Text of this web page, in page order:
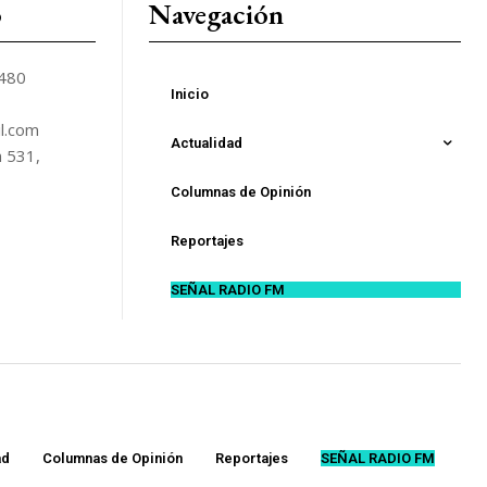
531,
Navegación
Inicio
Actualidad
Columnas de Opinión
Reportajes
SEÑAL RADIO FM
Columnas de Opinión Reportajes SEÑAL RADIO FM